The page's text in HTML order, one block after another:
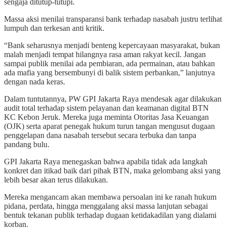
Massa aksi menilai transparansi bank terhadap nasabah justru terlihat
lumpuh dan terkesan anti kritik.
“Bank seharusnya menjadi benteng kepercayaan masyarakat, bukan
malah menjadi tempat hilangnya rasa aman rakyat kecil. Jangan
sampai publik menilai ada pembiaran, ada permainan, atau bahkan
ada mafia yang bersembunyi di balik sistem perbankan,” lanjutnya
dengan nada keras.
Dalam tuntutannya, PW GPI Jakarta Raya mendesak agar dilakukan
audit total terhadap sistem pelayanan dan keamanan digital BTN
KC Kebon Jeruk. Mereka juga meminta Otoritas Jasa Keuangan
(OJK) serta aparat penegak hukum turun tangan mengusut dugaan
penggelapan dana nasabah tersebut secara terbuka dan tanpa
pandang bulu.
GPI Jakarta Raya menegaskan bahwa apabila tidak ada langkah
konkret dan itikad baik dari pihak BTN, maka gelombang aksi yang
lebih besar akan terus dilakukan.
Mereka mengancam akan membawa persoalan ini ke ranah hukum
pidana, perdata, hingga menggalang aksi massa lanjutan sebagai
bentuk tekanan publik terhadap dugaan ketidakadilan yang dialami
korban.